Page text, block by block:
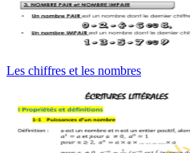
Les chiffres et les nombres